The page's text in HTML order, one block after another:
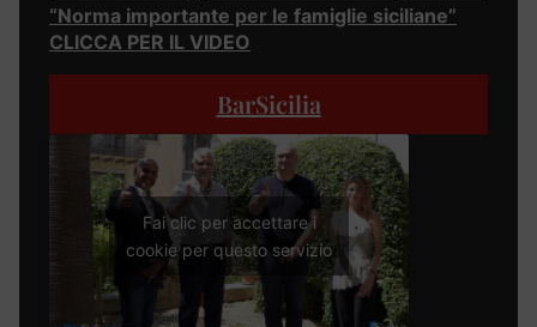
“Norma importante per le famiglie siciliane”
CLICCA PER IL VIDEO
BarSicilia
Fai clic per accettare i
cookie per questo servizio